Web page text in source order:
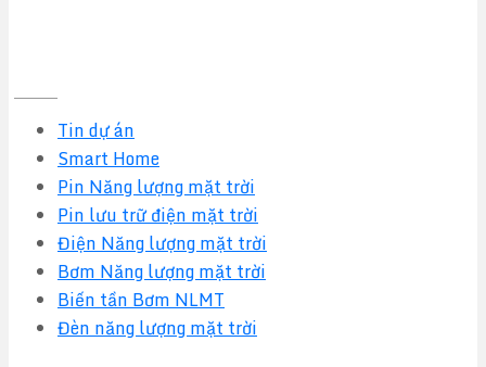
Tin dự án
Smart Home
Pin Năng lượng mặt trời
Pin lưu trữ điện mặt trời
Điện Năng lượng mặt trời
Bơm Năng lượng mặt trời
Biến tần Bơm NLMT
Đèn năng lượng mặt trời